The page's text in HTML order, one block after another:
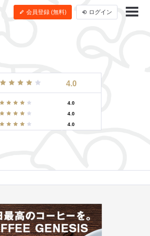
会員登録 (無料) ログイン
4.0
4.0
4.0
4.0